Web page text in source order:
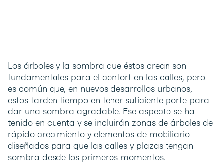
Los árboles y la sombra que éstos crean son
fundamentales para el confort en las calles, pero
es común que, en nuevos desarrollos urbanos,
estos tarden tiempo en tener suficiente porte para
dar una sombra agradable. Ese aspecto se ha
tenido en cuenta y se incluirán zonas de árboles de
rápido crecimiento y elementos de mobiliario
diseñados para que las calles y plazas tengan
sombra desde los primeros momentos.